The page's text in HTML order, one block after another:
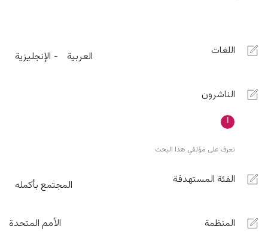
اللغات العربية الإنجليزية
الناشرون
تعرف على مؤلفي هذا البحث
الفئة المستهدفة المجتمع بأكمله
المنظمة الأمم المتحدة